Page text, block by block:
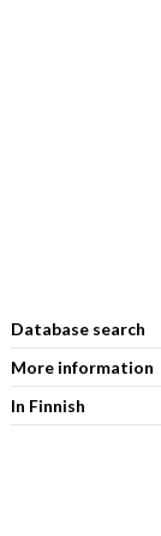
Database search
More information
In Finnish